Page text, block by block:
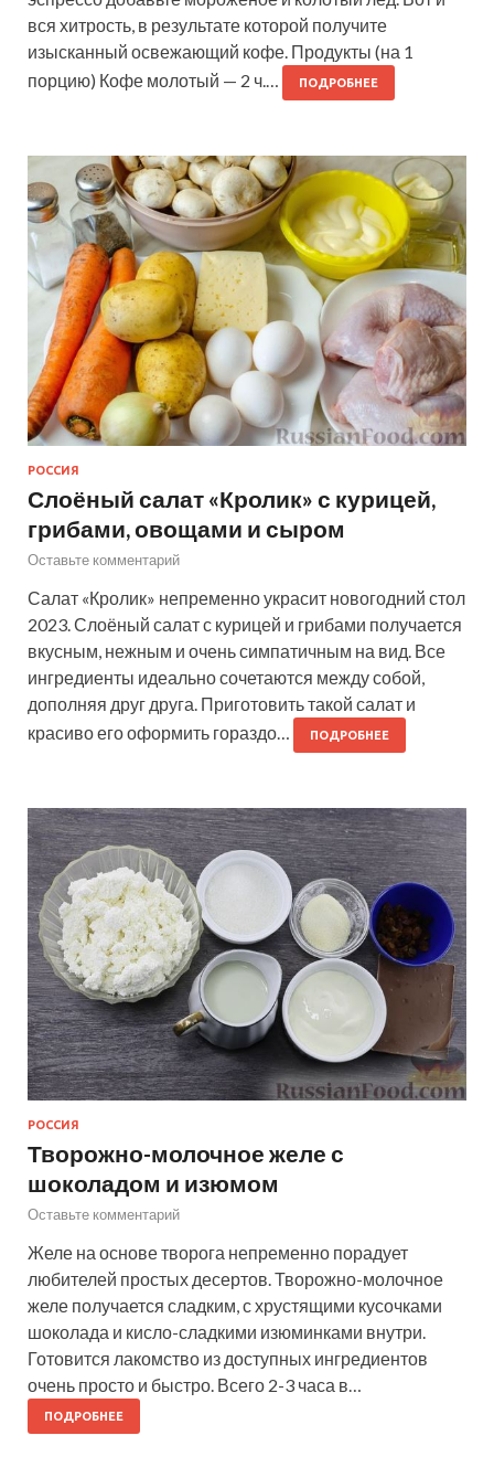
вся хитрость, в результате которой получите
изысканный освежающий кофе. Продукты (на 1
порцию) Кофе молотый — 2 ч.…
ПОДРОБНЕЕ
РОССИЯ
Слоёный салат «Кролик» с курицей,
грибами, овощами и сыром
Оставьте комментарий
Салат «Кролик» непременно украсит новогодний стол
2023. Слоёный салат с курицей и грибами получается
вкусным, нежным и очень симпатичным на вид. Все
ингредиенты идеально сочетаются между собой,
дополняя друг друга. Приготовить такой салат и
красиво его оформить гораздо…
ПОДРОБНЕЕ
РОССИЯ
Творожно-молочное желе с
шоколадом и изюмом
Оставьте комментарий
Желе на основе творога непременно порадует
любителей простых десертов. Творожно-молочное
желе получается сладким, с хрустящими кусочками
шоколада и кисло-сладкими изюминками внутри.
Готовится лакомство из доступных ингредиентов
очень просто и быстро. Всего 2-3 часа в…
ПОДРОБНЕЕ